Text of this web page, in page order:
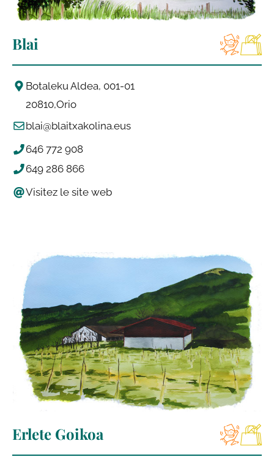
Blai
Botaleku Aldea, 001-01
20810 Orio
blai@blaitxakolina.eus
646 772 908
649 286 866
Visitez le site web
Erlete Goikoa